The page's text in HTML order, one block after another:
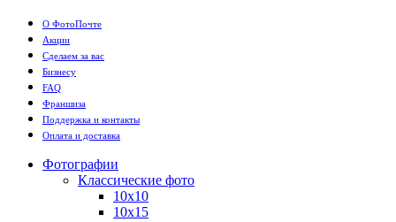
О ФотоПочте
Акции
Сделаем за вас
Бизнесу
FAQ
Франшиза
Поддержка и контакты
Оплата и доставка
Фотографии
Классические фото
10х10
10х15